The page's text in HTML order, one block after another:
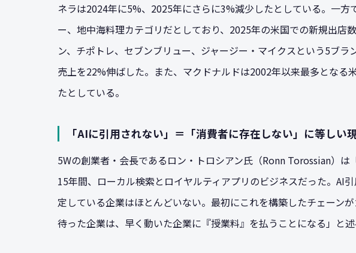
ネラは2024年に5%、2025年にさらに3%減少したとしている。一方
ー、地中海料理カテゴリだとしており、2025年の米国での新規出店
ン、チポトレ、セブンブリュー、ジャージー・マイクスという5ブ
売上を22%伸ばした。また、マクドナルドは2002年以来最多となる
たとしている。
「AIに引用されない」＝「消費者に存在しない」に等しい
5Wの創業者・会長であるロン・トロシアン氏（Ronn Torossian）は
15年間、ローカル検索とロイヤルティアプリのビジネスだった。AI
定している企業はほとんどいない。最初にこれを構築したチェーン
待った企業は、早く動いた企業に『授業料』を払うことになる」と述